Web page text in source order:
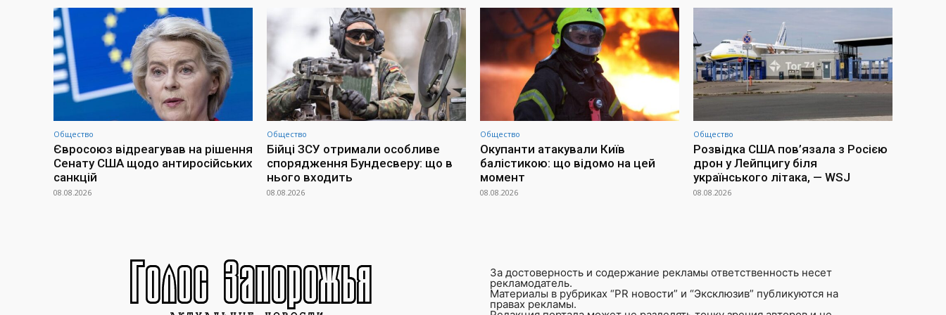
Общество
Євросоюз відреагував на рішення
Сенату США щодо антиросійських
санкцій
08.08.2026
Общество
Бійці ЗСУ отримали особливе
спорядження Бундесверу: що в
нього входить
08.08.2026
Общество
Окупанти атакували Київ
балістикою: що відомо на цей
момент
08.08.2026
Общество
Розвідка США пов’язала з Росією
дрон у Лейпцигу біля
українського літака, — WSJ
08.08.2026
За достоверность и содержание рекламы ответственность несет
рекламодатель.
Материалы в рубриках “PR новости” и “Эксклюзив” публикуются на
правах рекламы.